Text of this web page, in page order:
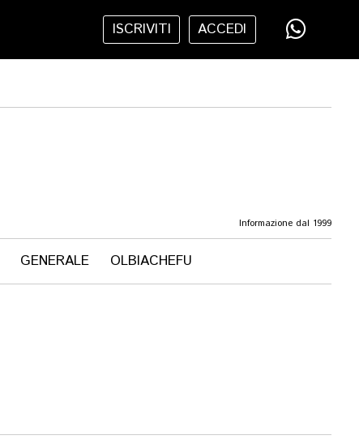
ISCRIVITI ACCEDI
Informazione dal 1999
GENERALE OLBIACHEFU